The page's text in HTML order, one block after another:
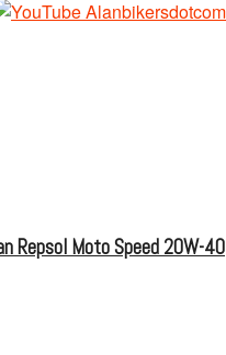
Repsol Moto Speed 20W-40